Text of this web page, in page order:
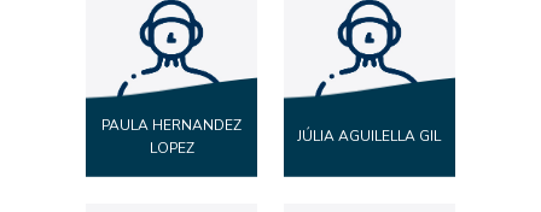
PAULA HERNANDEZ
LOPEZ
JÚLIA AGUILELLA GIL